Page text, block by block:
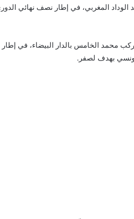
المغربي، في إطار نصف نهائي
محمد الخامس بالدار البيضاء، في
بهدف لصفر.